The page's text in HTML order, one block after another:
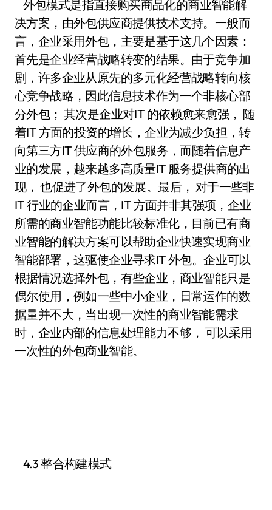
外包模式是指直接购买商品化的商业智能解
决方案，由外包供应商提供技术支持。一般而
言，企业采用外包，主要是基于这几个因素：
首先是企业经营战略转变的结果。由于竞争加
剧，许多企业从原先的多元化经营战略转向核
心竞争战略，因此信息技术作为一个非核心部
分外包； 其次是企业对IT 的依赖愈来愈强， 随
着IT 方面的投资的增长，企业为减少负担，转
向第三方IT 供应商的外包服务，而随着信息产
业的发展，越来越多高质量IT 服务提供商的出
现， 也促进了外包的发展。最后， 对于一些非
IT 行业的企业而言，IT 方面并非其强项，企业
所需的商业智能功能比较标准化，目前已有商
业智能的解决方案可以帮助企业快速实现商业
智能部署，这驱使企业寻求IT 外包。企业可以
根据情况选择外包，有些企业，商业智能只是
偶尔使用，例如一些中小企业，日常运作的数
据量并不大，当出现一次性的商业智能需求
时，企业内部的信息处理能力不够， 可以采用
一次性的外包商业智能。
4.3 整合构建模式